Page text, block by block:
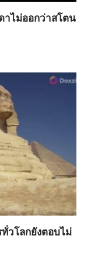
าไม่ออกว่าสโตน
วโลกยังตอบไม่